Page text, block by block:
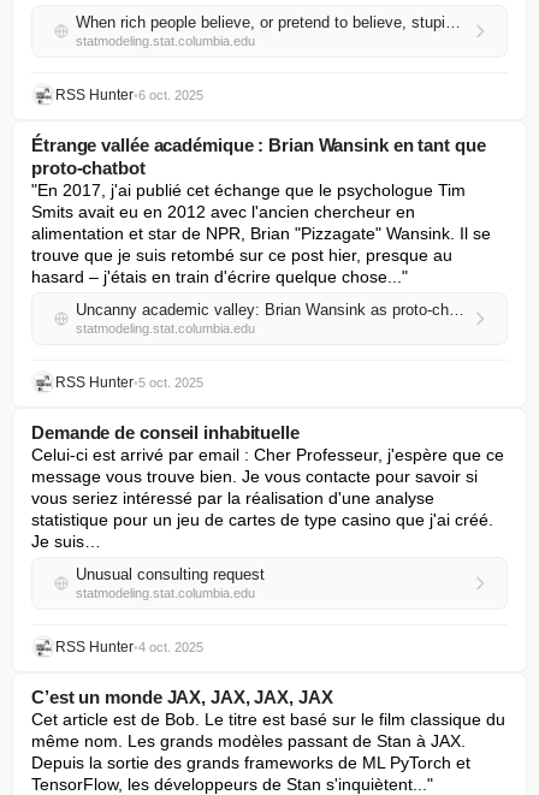
When rich people believe, or pretend to believe, stupid things (tennis edition)
statmodeling.stat.columbia.edu
RSS Hunter•6 oct. 2025
Étrange vallée académique : Brian Wansink en tant que
proto-chatbot
"En 2017, j'ai publié cet échange que le psychologue Tim
Smits avait eu en 2012 avec l'ancien chercheur en
alimentation et star de NPR, Brian "Pizzagate" Wansink. Il se
trouve que je suis retombé sur ce post hier, presque au
hasard – j'étais en train d'écrire quelque chose..."
Uncanny academic valley: Brian Wansink as proto-chatbot
statmodeling.stat.columbia.edu
RSS Hunter•5 oct. 2025
Demande de conseil inhabituelle
Celui-ci est arrivé par email : Cher Professeur, j'espère que ce
message vous trouve bien. Je vous contacte pour savoir si
vous seriez intéressé par la réalisation d'une analyse
statistique pour un jeu de cartes de type casino que j'ai créé.
Je suis…
Unusual consulting request
statmodeling.stat.columbia.edu
RSS Hunter•4 oct. 2025
C’est un monde JAX, JAX, JAX, JAX
Cet article est de Bob. Le titre est basé sur le film classique du
même nom. Les grands modèles passant de Stan à JAX.
Depuis la sortie des grands frameworks de ML PyTorch et
TensorFlow, les développeurs de Stan s'inquiètent..."